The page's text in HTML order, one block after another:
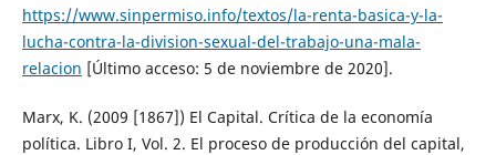
https://www.sinpermiso.info/textos/la-renta-basica-y-la-
lucha-contra-la-division-sexual-del-trabajo-una-mala-
relacion [Último acceso: 5 de noviembre de 2020].
Marx, K. (2009 [1867]) El Capital. Crítica de la economía
política. Libro I, Vol. 2. El proceso de producción del capital,